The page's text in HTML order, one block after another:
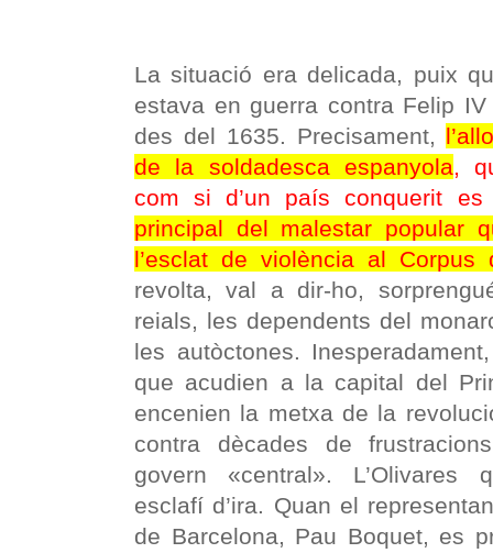
La situació era delicada, puix
estava en guerra contra Felip
des del 1635. Precisament,
de la soldadesca espanyola,
com si d’un país conquerit
principal del malestar popular
l’esclat de violència al
revolta, val a dir-ho,
reials, les dependents del
les autòctones.
que acudien a la capital del
encenien la metxa de la
contra dècades de
govern «central». L’Olivares
esclafí d’ira. Quan el
de Barcelona, Pau Boquet, es